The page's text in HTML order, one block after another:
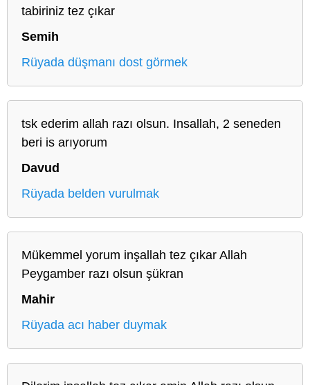
tabiriniz tez çıkar
Semih
Rüyada düşmanı dost görmek
tsk ederim allah razı olsun. Insallah, 2 seneden
beri is arıyorum
Davud
Rüyada belden vurulmak
Mükemmel yorum inşallah tez çıkar Allah
Peygamber razı olsun şükran
Mahir
Rüyada acı haber duymak